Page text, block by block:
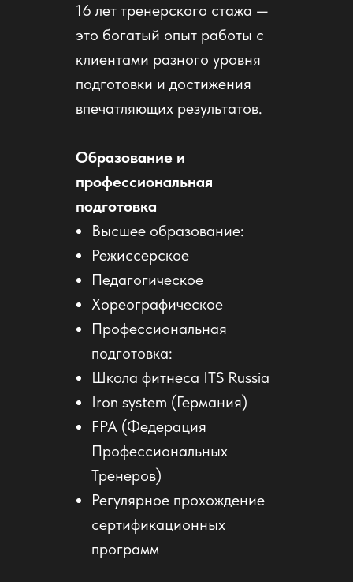
16 лет тренерского стажа —
это богатый опыт работы с
клиентами разного уровня
подготовки и достижения
впечатляющих результатов.
Образование и
профессиональная
подготовка
Высшее образование:
Режиссерское
Педагогическое
Хореографическое
Профессиональная
подготовка:
Школа фитнеса ITS Russia
Iron system (Германия)
FPA (Федерация
Профессиональных
Тренеров)
Регулярное прохождение
сертификационных
программ